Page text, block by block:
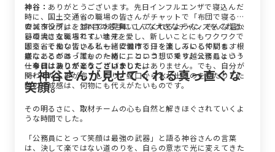
神谷： ありがとうございます。先日インフルエンザで寝込んだ
時に、国土交通省の職場の皆さんがチャットで「布団で寝る人
のスタンプ」を並べてお見舞いしてくれるような、そんな温か
い環境に支えられています。
国交省で働いている私も、安城市で汗を流している仲間も、根
底にあるのは「誰かのために」という想いです。公務員という
仕事は、決して楽なことばかりではありません。でも、自分が
関わった工事が完了したり、蛇口から水が出るのを見たりした
時の達成感は、何物にも代えがたいものです。
安城市役所は、3年目の若手にこんな大きなチャンスをくれる、
器の大きな職場です。地元を愛し、新しいことにもワクワクで
きる、そんな皆さんと一緒に働ける日を楽しみにしています。
嫌なことがあっても、一緒にニコニコして乗り越えましょう！
―今日はありがとうございました。
―神谷さんが見せてくれる真っ直ぐな
笑顔。
その明るさに、取材チームの心も自然と解きほぐされていくよ
うな時間でした。
「公務員にとって笑顔は最強の武器」と語る神谷さんの言葉
は、決して楽ではない道のりを、自らの意志で光に変えてきた